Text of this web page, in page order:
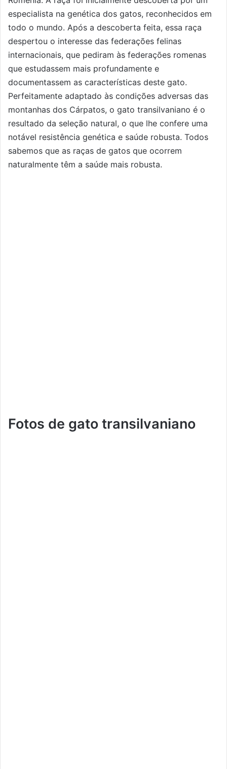
especialista na genética dos gatos, reconhecidos em
todo o mundo. Após a descoberta feita, essa raça
despertou o interesse das federações felinas
internacionais, que pediram às federações romenas
que estudassem mais profundamente e
documentassem as características deste gato.
Perfeitamente adaptado às condições adversas das
montanhas dos Cárpatos, o gato transilvaniano é o
resultado da seleção natural, o que lhe confere uma
notável resistência genética e saúde robusta. Todos
sabemos que as raças de gatos que ocorrem
naturalmente têm a saúde mais robusta.
Fotos de gato transilvaniano